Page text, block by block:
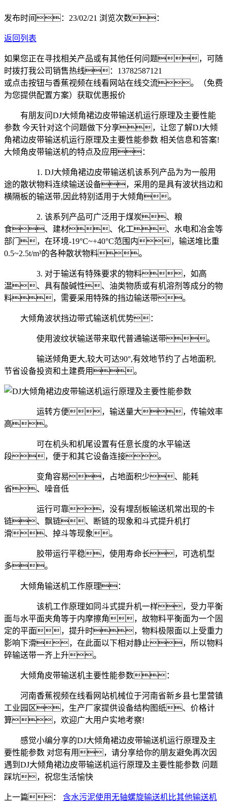
发布时间：23/02/21 浏览次数：
返回列表
如果您正在寻找相关产品或有其他任何问题，可随
时拨打我公司销售热线： 13782587121
或点击按钮与香蕉视频在线看网站在线交流。（免费
为您提供配置方案） 获取优惠报价
有朋友问DJ大倾角裙边皮带输送机运行原理及主要性能
参数 今天针对这个问题做下分享，让您了解DJ大倾
角裙边皮带输送机运行原理及主要性能参数 相关信息和答案!
大倾角皮带输送机的特点及应用：
1. DJ大倾角裙边皮带输送机该系列产品为为一般用
途的散状物料连续输送设备，采用的是具有波状挡边和
横隔板的输送带,因此特别适用于大倾角。
2. 该系列产品可广泛用于煤炭、粮
食、建材、化工、水电和冶金等
部门，在环境-19°C~+40°C范围内，输送堆比重
0.5~2.5t/m³的各种散状物料。
3. 对于输送有特殊要求的物料，如高
温、具有酸碱性、油类物质或有机溶剂等成分的物
料，需要采用特殊的挡边输送带。
大倾角波状挡边带式输送机优势：
使用波纹状输送带来取代普通输送带。
输送倾角更大,较大可达90°,有效地节约了占地面积,
节省设备投资和土建费用。
运转方便，输送量大，传输效率
高。
可在机头和机尾设置有任意长度的水平输送
段，便于和其它设备连接。
变角容易，占地面积少、能耗
省、噪音低
运行可靠，没有埋刮板输送机常出现的卡
链、飘链、断链的现象和斗式提升机打
滑、掉斗等现象。
胶带运行平稳，使用寿命长，可选机型
多。
大倾角输送机工作原理：
该机工作原理如同斗式提升机一样，受力平衡
面与水平面夹角等于内摩擦角，故物料平衡面为一个固
定的平面，提升时，物料极限面以上受重力
影响下滑，在此面以下相对静止，所以物料
碎输送带一齐上升。
大倾角皮带输送机主要性能参数：
河南香蕉视频在线看网站机械位于河南省新乡县七里营镇
工业园区，生产厂家提供设备结构图纸、价格计
算，欢迎广大用户实地考察!
感觉小编分享的DJ大倾角裙边皮带输送机运行原理及主
要性能参数 对您有用，请分享给你的朋友避免再次因
遇到DJ大倾角裙边皮带输送机运行原理及主要性能参数 问题
踩坑，祝您生活愉快
上一篇： 含水污泥使用无轴螺旋输送机比其他输送机